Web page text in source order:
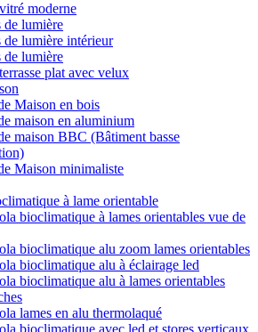
moderne
de lumière
de lumière intérieur
de lumière
plat avec velux
Maison en bois
maison en aluminium
maison BBC (Bâtiment basse
Maison minimaliste
à lame orientable
bioclimatique à lames orientables vue de
bioclimatique alu zoom lames orientables
bioclimatique alu à éclairage led
bioclimatique alu à lames orientables
lames en alu thermolaqué
bioclimatique avec led et stores verticaux